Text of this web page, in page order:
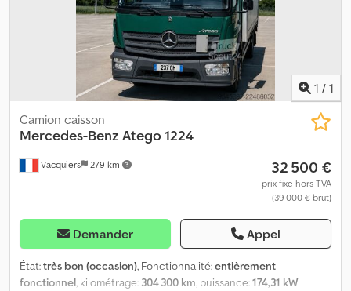
1 / 1
Vacquiers 279 km
Camion caisson
Mercedes-Benz Atego 1224
32 500 €
prix fixe hors TVA
(39 000 € brut)
Demander Appel
État:très bon (occasion), Fonctionnalité:entièrement
fonctionnel, kilométrage: 304 300 km, puissance:174,31 kW